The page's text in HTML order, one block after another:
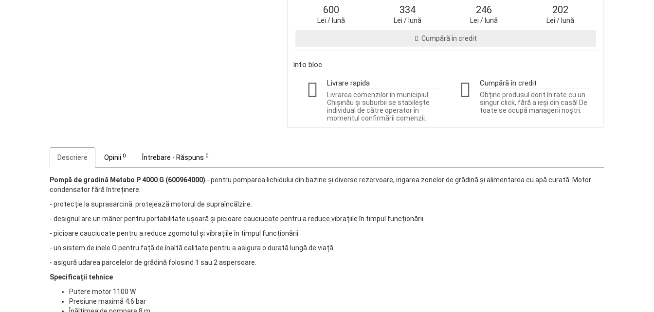
600
Lei / lună
334
Lei / lună
246
Lei / lună
202
Lei / lună
Cumpără în credit
Info bloc
Livrare rapida
Livrarea comenzilor în municipiul
Chișinău și suburbii se stabilește
individual de către operator în
momentul confirmării comenzii.
Cumpără în credit
Obține produsul dorit în rate cu un
singur click, fără a ieși din casă! De
toate se ocupă managerii noștri.
Descriere Opinii 0 Întrebare - Răspuns 0
Pompă de gradină Metabo P 4000 G (600964000) - pentru pomparea lichidului din bazine și diverse rezervoare, irigarea zonelor de grădină și alimentarea cu apă curată. Motor
condensator fără întreținere.
- protecție la suprasarcină: protejează motorul de supraîncălzire.
- designul are un mâner pentru portabilitate ușoară și picioare cauciucate pentru a reduce vibrațiile în timpul funcționării.
- picioare cauciucate pentru a reduce zgomotul și vibrațiile în timpul funcționării.
- un sistem de inele O pentru față de înaltă calitate pentru a asigura o durată lungă de viață.
- asigură udarea parcelelor de grădină folosind 1 sau 2 aspersoare.
Specificații tehnice
Putere motor 1100 W
Presiune maximă 4.6 bar